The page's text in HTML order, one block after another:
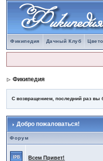
Фикипедия Дачный Клуб
Фикипедия
С возвращением, последний раз вы
Добро пожаловаться!
Форум
Всем Привет!